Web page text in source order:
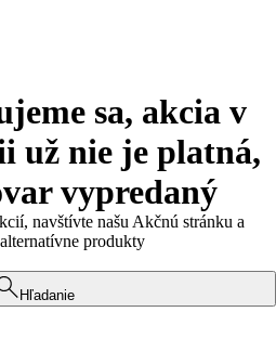
sa, akcia v
už nie je platná,
vypredaný
navštívte našu Akčnú stránku a
produkty
Hľadanie